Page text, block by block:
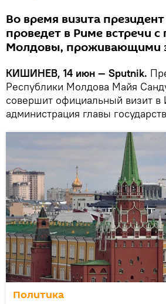
Во время визита
проведет в Риме встречи
Молдовы, проживающими
КИШИНЕВ, 14 июн — Sputnik.
Республики Молдова Майя
совершит официальный визит
администрация главы
Политика